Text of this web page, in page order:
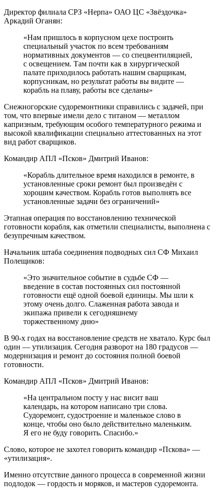
Директор филиала СРЗ «Нерпа» ОАО ЦС «Звёздочка»
Аркадий Оганян:
«Нам пришлось в корпусном цехе построить
специальный участок по всем требованиям
нормативных документов — со спецвентиляцией,
с освещением. Там почти как в хирургической
палате приходилось работать нашим сварщикам,
корпусникам, но результат работы вы видите —
корабль на плаву, работы все сделаны»
Снежногорские судоремонтники справились с задачей, при
том, что впервые имели дело с титаном — металлом
капризным, требующим особого температурного режима и
высокой квалификации специально аттестованных на этот
вид работ сварщиков.
Командир АПЛ «Псков» Дмитрий Иванов:
«Корабль длительное время находился в ремонте, в
установленные сроки ремонт был произведён с
хорошим качеством. Корабль готов выполнять все
установленные задачи без ограничений»
Этапная операция по восстановлению технической
готовности корабля, как отметили специалисты, выполнена с
безупречным качеством.
Начальник штаба соединения подводных сил СФ Михаил
Полещиков:
«Это значительное событие в судьбе СФ —
введение в состав постоянных сил постоянной
готовности ещё одной боевой единицы. Мы шли к
этому очень долго. Слаженная работа завода и
экипажа привели к сегодняшнему
торжественному дню»
В 90-х годах на восстановление средств не хватало. Курс был
один — утилизация. Сегодня разворот на 180 градусов —
модернизация и ремонт до состояния полной боевой
готовности.
Командир АПЛ «Псков» Дмитрий Иванов:
«На центральном посту у нас висит ваш
календарь, на котором написано три слова.
Судоремонт, судостроение и маленькое слово в
конце, чтобы оно было действительно маленьким.
Я его не буду говорить. Спасибо.»
Слово, которое не захотел говорить командир «Пскова» —
«утилизация».
Именно отсутствие данного процесса в современной жизни
подлодок — гордость и моряков, и мастеров судоремонта.